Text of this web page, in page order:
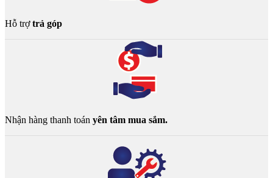
Hỗ trợtrả góp
Nhận hàng thanh toán yên tâm mua sắm.